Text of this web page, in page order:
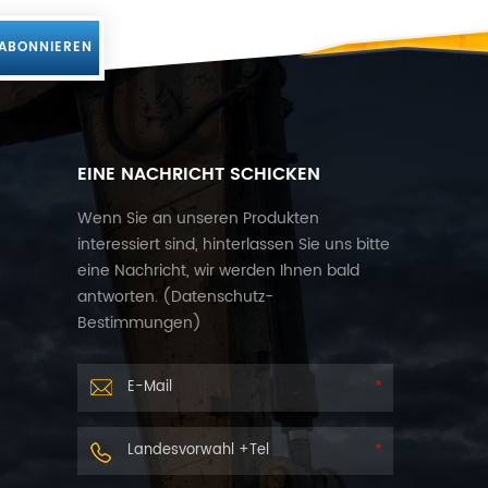
EINE NACHRICHT SCHICKEN
Wenn Sie an unseren Produkten
interessiert sind, hinterlassen Sie uns bitte
eine Nachricht, wir werden Ihnen bald
antworten. (Datenschutz-
Bestimmungen)